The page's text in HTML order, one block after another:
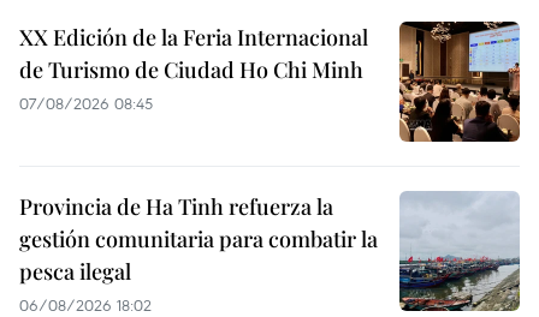
XX Edición de la Feria Internacional
de Turismo de Ciudad Ho Chi Minh
07/08/2026 08:45
Provincia de Ha Tinh refuerza la
gestión comunitaria para combatir la
pesca ilegal
06/08/2026 18:02